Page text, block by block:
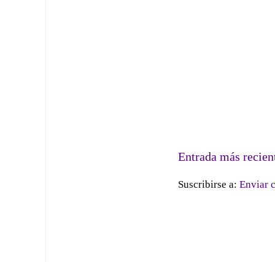
Entrada más
Suscribirse a: Enviar